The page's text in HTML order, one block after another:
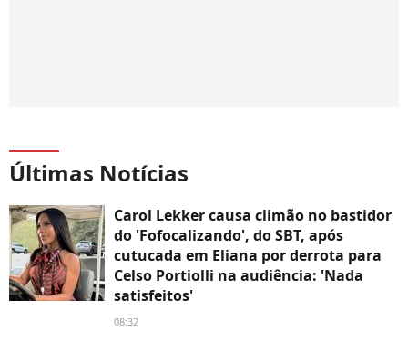
Últimas Notícias
Carol Lekker causa climão no bastidor
do 'Fofocalizando', do SBT, após
cutucada em Eliana por derrota para
Celso Portiolli na audiência: 'Nada
satisfeitos'
08:32